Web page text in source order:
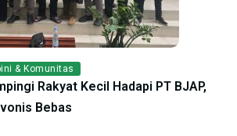
& Komunitas
Rakyat Kecil Hadapi PT BJAP,
Bebas